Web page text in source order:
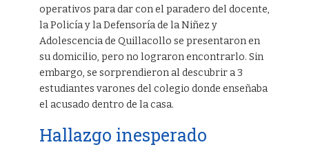
operativos para dar con el paradero del docente,
la Policía y la Defensoría de la Niñez y
Adolescencia de Quillacollo se presentaron en
su domicilio, pero no lograron encontrarlo. Sin
embargo, se sorprendieron al descubrir a 3
estudiantes varones del colegio donde enseñaba
el acusado dentro de la casa.
Hallazgo inesperado